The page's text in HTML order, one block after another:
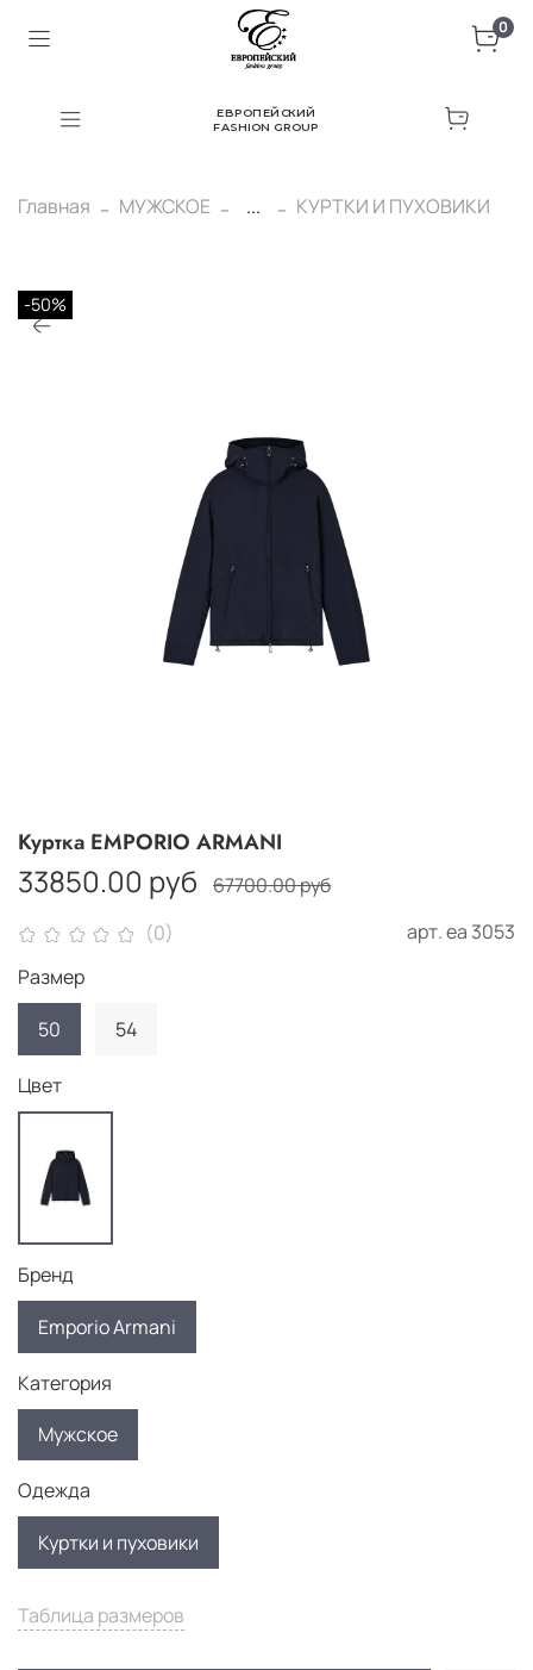
0
ЕВРОПЕЙСКИЙ
FASHION GROUP
Главная МУЖСКОЕ ... КУРТКИ И ПУХОВИКИ
-50%
(0) арт.еа 3053
Куртка EMPORIO ARMANI
33850.00 руб 67700.00 руб
Таблица размеров
Размер
50
54
Цвет
Бренд
Emporio Armani
Категория
Мужское
Одежда
Куртки и пуховики